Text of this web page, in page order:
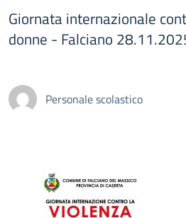
Giornata internazionale
donne - Falciano
Personale scolastico